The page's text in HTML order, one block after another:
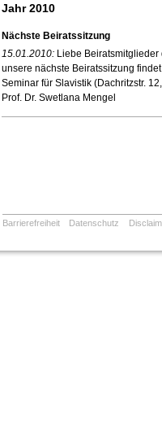
Jahr 2010
Nächste Beiratssitzung
15.01.2010: Liebe Beiratsmitglieder
unsere nächste Beiratssitzung
Seminar für Slavistik (Dachritzstr.
Prof. Dr. Swetlana Mengel
Barrierefreiheit Datenschutz